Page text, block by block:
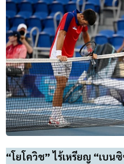
“โยโควิช” ไร้เหรียญ “เบ